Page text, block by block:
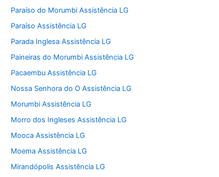
Paraíso do Morumbi Assistência LG
Paraíso Assistência LG
Parada Inglesa Assistência LG
Paineiras do Morumbi Assistência LG
Pacaembu Assistência LG
Nossa Senhora do O Assistência LG
Morumbi Assistência LG
Morro dos Ingleses Assistência LG
Mooca Assistência LG
Moema Assistência LG
Mirandópolis Assistência LG